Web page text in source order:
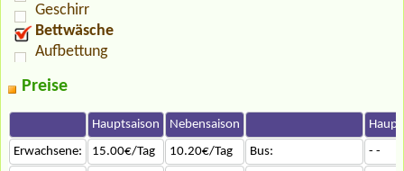
Geschirr
Bettwäsche
Aufbettung
Preise
Hauptsaison Nebensaison
Erwachsene:
15.00€/Tag 10.20€/Tag Bus:
- -